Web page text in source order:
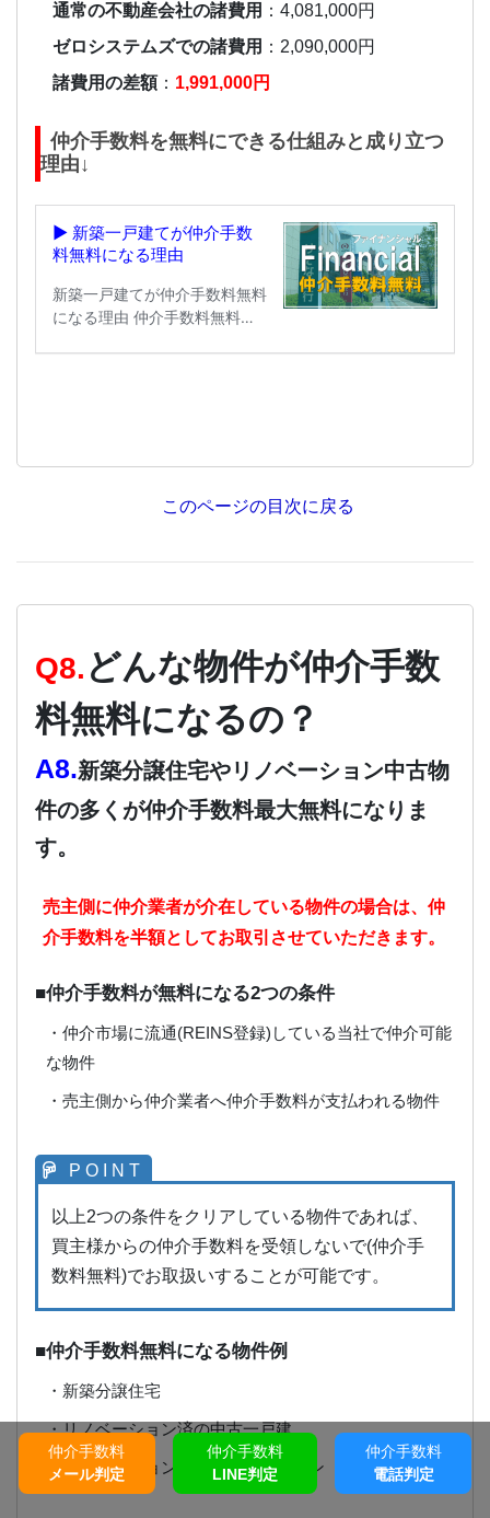
通常の不動産会社の諸費用 ：4,081,000円
ゼロシステムズでの諸費用 ：2,090,000円
諸費用の差額： 1,991,000円
仲介手数料を無料にできる仕組みと成り立つ
理由↓
このページの目次に戻る
Q8. どんな物件が仲介手数
料無料になるの？
A8.新築分譲住宅やリノベーション中古物
件の多くが仲介手数料最大無料になりま
す。
売主側に仲介業者が介在している物件の場合は、仲
介手数料を半額としてお取引させていただきます。
■仲介手数料が無料になる2つの条件
・仲介市場に流通(REINS登録)している当社で仲介可能
な物件
・売主側から仲介業者へ仲介手数料が支払われる物件
以上2つの条件をクリアしている物件であれば、
買主様からの仲介手数料を受領しないで(仲介手
数料無料)でお取扱いすることが可能です。
■仲介手数料無料になる物件例
・新築分譲住宅
・リノベーション済の中古一戸建
・リノベーション済の中古マンション
仲介手数料
メール判定
仲介手数料
LINE判定
仲介手数料
電話判定